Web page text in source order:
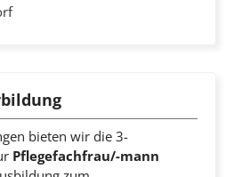
bieten wir die 3-
Pflegefachfrau/-mann